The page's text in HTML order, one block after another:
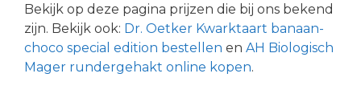
Bekijk op deze pagina prijzen die bij ons bekend
zijn. Bekijk ook: Dr. Oetker Kwarktaart banaan-
choco special edition bestellen en AH Biologisch
Mager rundergehakt online kopen.